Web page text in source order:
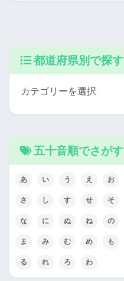
都道府県別で探す
五十音順でさがす
あ い う え お
さ し す せ そ
な に ぬ ね の
ま み む め も
る れ ろ わ